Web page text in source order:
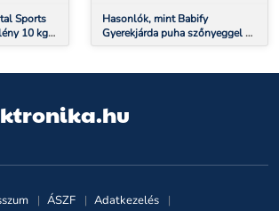
Sports
10 kg
DŐLÉSÁLLÓ ÉS
KÖNNYEN
Hasonlók, mint Babify
Gyerekjárda puha szőnyeggel és
csúszásgátló járókával, beltéri
alkalmas, dőlésálló és könnyen
ÁSZF Adatkezelés